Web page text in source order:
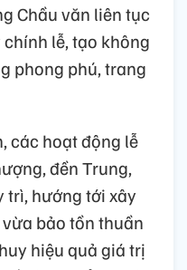
Chầu văn liên tục
lễ, tạo không
phong phú, trang
các hoạt động lễ
đền Trung,
trì, hướng tới xây
bảo tồn thuần
hiệu quả giá trị